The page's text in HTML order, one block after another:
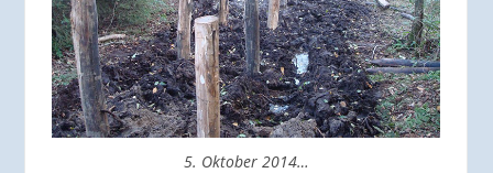
5. Oktober 2014…